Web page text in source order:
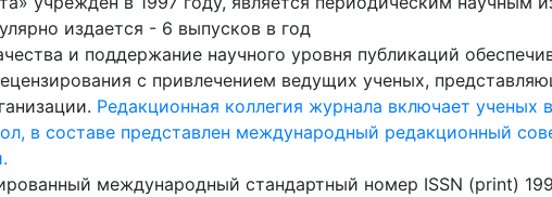
издается - 6 выпусков в год
и поддержание научного уровня публикаций
с привлечением ведущих ученых,
Редакционная коллегия журнала включает ученых
в составе представлен международный редакционный
международный стандартный номер ISSN (print)